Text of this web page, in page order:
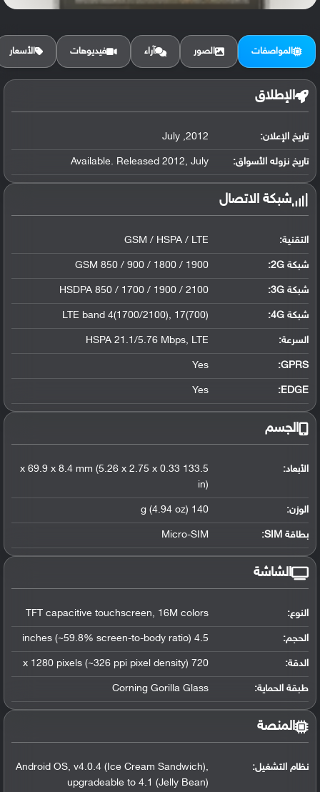
الرام / التخزين:
المواصفات الصور آراء فيديوهات الأسعار
الإطلاق
تاريخ الإعلان: 2012, July
تاريخ نزوله الأسواق: Available. Released 2012, July
شبكة الاتصال
التقنية: GSM / HSPA / LTE
شبكة 2G: GSM 850 / 900 / 1800 / 1900
شبكة 3G :
HSDPA 850 / 1700 / 1900 / 2100
شبكة 4G :
LTE band 4(1700/2100), 17(700)
السرعة: HSPA 21.1/5.76 Mbps, LTE
GPRS:
Yes
EDGE:
Yes
الجسم
الأبعاد:
133.5 x 69.9 x 8.4 mm (5.26 x 2.75 x 0.33
in)
الوزن: 140 g (4.94 oz)
بطاقة SIM: Micro-SIM
الشاشة
النوع: TFT capacitive touchscreen, 16M colors
الحجم: 4.5 inches (~59.8% screen-to-body ratio)
الدقة: 720 x 1280 pixels (~326 ppi pixel density)
طبقة الحماية: Corning Gorilla Glass
المنصة
نظام التشغيل:
Android OS, v4.0.4 (Ice Cream Sandwich),
upgradeable to 4.1 (Jelly Bean)